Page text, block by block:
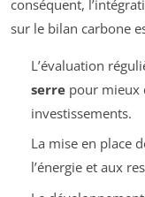
conséquent,
sur le bilan carbone
L’évaluation
serrepour mieux
investissements.
La mise en place
l’énergie et aux